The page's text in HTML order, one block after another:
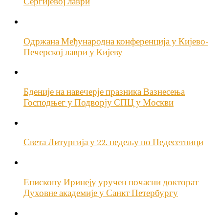
Одржана Међународна конференција у Кијево-
Печерској лаври у Кијеву
Бденије на навечерје празника Вазнесења
Господњег у Подворју СПЦ у Москви
Света Литургија у 22. недељу по Педесетници
Епископу Иринеју уручен почасни докторат
Духовне академије у Санкт Петербургу